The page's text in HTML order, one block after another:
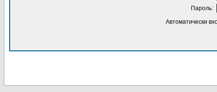
Пароль:
Автоматически